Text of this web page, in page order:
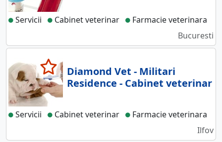
Servicii Cabinet veterinar
Farmacie veterinara
Bucuresti
Diamond Vet - Militari
Residence - Cabinet veterinar
Servicii Cabinet veterinar
Farmacie veterinara
Ilfov